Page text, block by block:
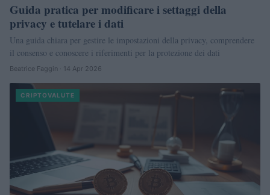
Guida pratica per modificare i settaggi della
privacy e tutelare i dati
Una guida chiara per gestire le impostazioni della privacy, comprendere
il consenso e conoscere i riferimenti per la protezione dei dati
Beatrice Faggin · 14 Apr 2026
CRIPTOVALUTE